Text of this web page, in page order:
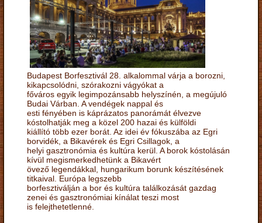
Budapest Borfesztivál 28. alkalommal várja a borozni,
kikapcsolódni, szórakozni vágyókat a
főváros egyik legimpozánsabb helyszínén, a megújuló
Budai Várban. A vendégek nappal és
esti fényében is káprázatos panorámát élvezve
kóstolhatják meg a közel 200 hazai és külföldi
kiállító több ezer borát. Az idei év fókuszába az Egri
borvidék, a Bikavérek és Egri Csillagok, a
helyi gasztronómia és kultúra kerül. A borok kóstolásán
kívül megismerkedhetünk a Bikavért
övező legendákkal, hungarikum borunk készítésének
titkaival. Európa legszebb
borfesztiválján a bor és kultúra találkozását gazdag
zenei és gasztronómiai kínálat teszi most
is felejthetetlenné.